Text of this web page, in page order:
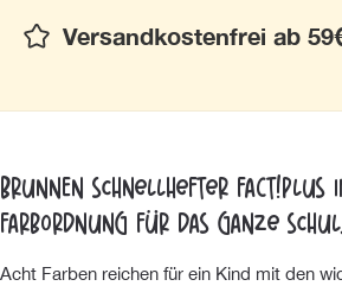
Versandkostenfrei ab
BRUNNEN Schnellhefter
Farbordnung für das ganze
Acht Farben reichen für ein Kind mit den